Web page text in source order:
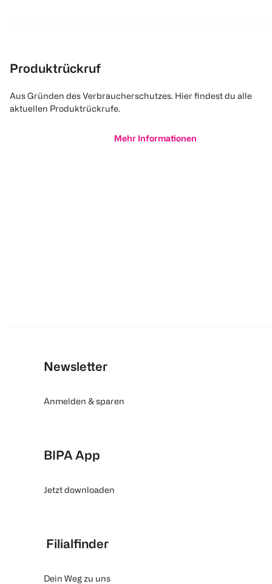
Produktrückruf
Aus Gründen des Verbraucherschutzes. Hier findest du alle
aktuellen Produktrückrufe.
Mehr Informationen
Newsletter
Anmelden & sparen
BIPA App
Jetzt downloaden
Filialfinder
Dein Weg zu uns